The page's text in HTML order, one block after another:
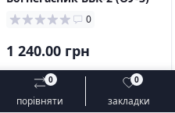
порівняти
0
закладки
0
До кошика
0
1 240.00 грн